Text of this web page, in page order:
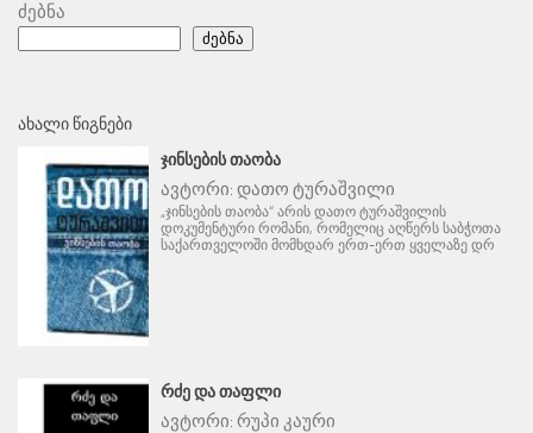
ძებნა
ძებნა
ᲐᲮᲐᲚᲘ ᲬᲘᲒᲜᲔᲑᲘ
ᲯᲘᲜᲡᲔᲑᲘᲡ ᲗᲐᲝᲑᲐ
ავტორი: დათო ტურაშვილი
„ჯინსების თაობა“ არის დათო ტურაშვილის
დოკუმენტური რომანი, რომელიც აღწერს საბჭოთა
საქართველოში მომხდარ ერთ-ერთ ყველაზე დრ
ᲠᲫᲔ ᲓᲐ ᲗᲐᲤᲚᲘ
ავტორი: რუპი კაური